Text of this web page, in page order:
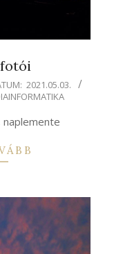
2021.05.03.
naplemente